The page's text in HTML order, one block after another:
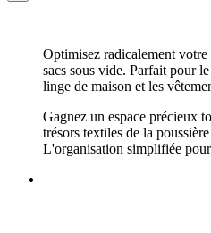
Optimisez radicalement
sacs sous vide. Parfait pour
linge de maison et les
Gagnez un espace précieux
trésors textiles de la
L'organisation simplifiée